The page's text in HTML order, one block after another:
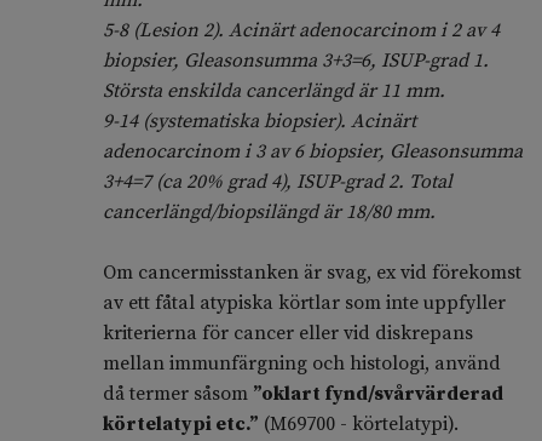
5-8 (Lesion 2). Acinärt adenocarcinom i 2 av 4
biopsier, Gleasonsumma 3+3=6, ISUP-grad 1.
Största enskilda cancerlängd är 11 mm.
9-14 (systematiska biopsier). Acinärt
adenocarcinom i 3 av 6 biopsier, Gleasonsumma
3+4=7 (ca 20% grad 4), ISUP-grad 2. Total
cancerlängd/biopsilängd är 18/80 mm.
Om cancermisstanken är svag, ex vid förekomst
av ett fåtal atypiska körtlar som inte uppfyller
kriterierna för cancer eller vid diskrepans
mellan immunfärgning och histologi, använd
då termer såsom ”oklart fynd/svårvärderad
körtelatypi etc.” (M69700 - körtelatypi).